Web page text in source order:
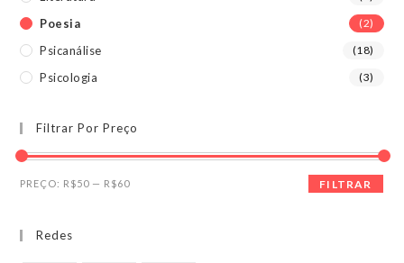
Poesia (2)
Psicanálise (18)
Psicologia (3)
Filtrar Por Preço
Preço
Preço
FILTRAR
PREÇO: R$50 — R$60
Redes